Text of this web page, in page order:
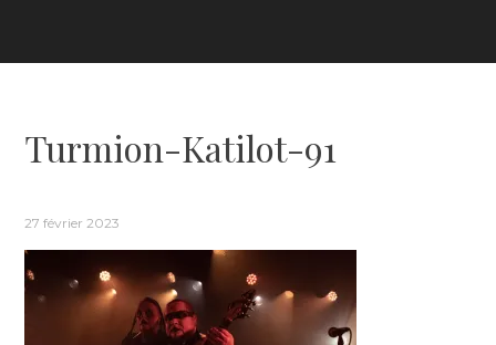
Turmion-Katilot-91
27 février 2023